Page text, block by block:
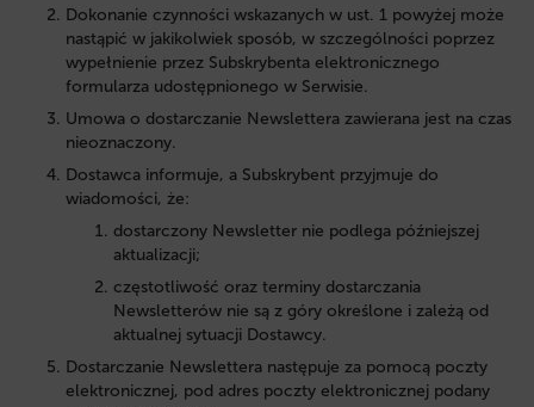
Dokonanie czynności wskazanych w ust. 1 powyżej może
nastąpić w jakikolwiek sposób, w szczególności poprzez
wypełnienie przez Subskrybenta elektronicznego
formularza udostępnionego w Serwisie.
Umowa o dostarczanie Newslettera zawierana jest na czas
nieoznaczony.
Dostawca informuje, a Subskrybent przyjmuje do
wiadomości, że:
dostarczony Newsletter nie podlega późniejszej
aktualizacji;
częstotliwość oraz terminy dostarczania
Newsletterów nie są z góry określone i zależą od
aktualnej sytuacji Dostawcy.
Dostarczanie Newslettera następuje za pomocą poczty
elektronicznej, pod adres poczty elektronicznej podany